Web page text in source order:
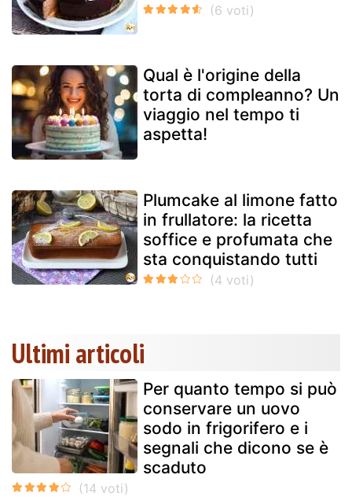
Qual è l'origine della
torta di compleanno? Un
viaggio nel tempo ti
aspetta!
Plumcake al limone fatto
in frullatore: la ricetta
soffice e profumata che
sta conquistando tutti
Ultimi articoli
Per quanto tempo si può
conservare un uovo
sodo in frigorifero e i
segnali che dicono se è
scaduto